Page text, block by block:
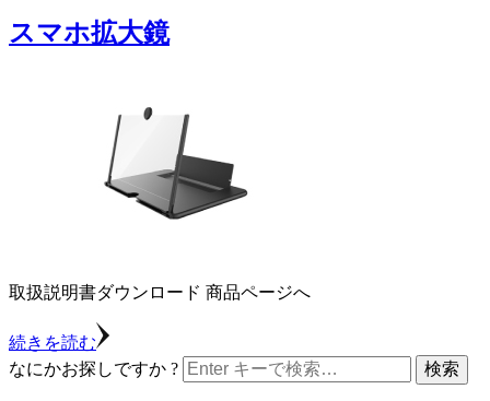
スマホ拡大鏡
取扱説明書ダウンロード 商品ページへ
続きを読む
なにかお探しですか ?